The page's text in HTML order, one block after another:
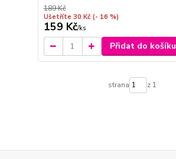
189 Kč
Ušetříte 30 Kč (- 16 %)
159 Kč/ks
Přidat do košíku
strana z 1